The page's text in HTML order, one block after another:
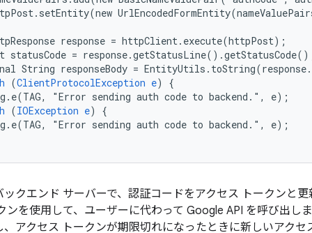
response = httpClient.execute(httpPost) ;
statusCode = response.getStatusLine().getStatusCode()
String responseBody =
(ClientProtocolException e)
{
"Error sending auth code to backend.", e) ;
(IOException e)
{
"Error sending auth code to backend.", e) ;
ックエンド サーバーで、認証コードをアクセス トークンと
ンを使用して、ユーザーに代わって Google API を呼び出し
、アクセス トークンが期限切れになったときに新しいアクセ